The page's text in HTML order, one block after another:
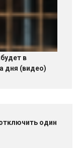
в
дня (видео)
один